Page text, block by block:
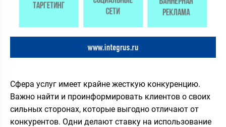
Сфера услуг имеет крайне жесткую конкуренцию.
Важно найти и проинформировать клиентов о своих
сильных сторонах, которые выгодно отличают от
конкурентов. Одни делают ставку на использование